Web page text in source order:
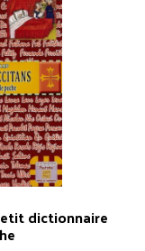
dictionnaire